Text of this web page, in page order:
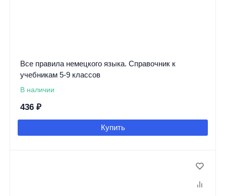
Все правила немецкого языка. Справочник к
учебникам 5-9 классов
В наличии
436 ₽
Купить